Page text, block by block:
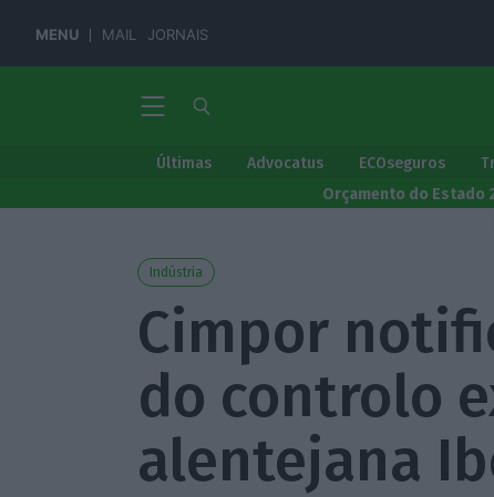
MENU MAIL JORNAIS
Últimas Advocatus ECOseguros
Orçamento do Estado
Indústria
Cimpor
do controlo
alentejana